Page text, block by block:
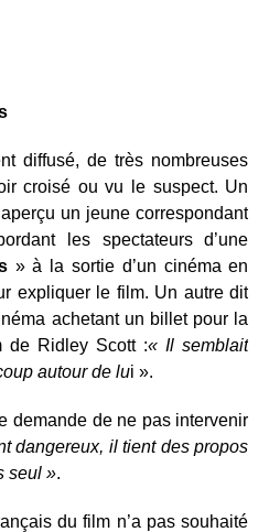
diffusé, de très nombreuses
croisé ou vu le suspect. Un
un jeune correspondant
les spectateurs d’une
» à la sortie d’un cinéma en
expliquer le film. Un autre dit
achetant un billet pour la
de Ridley Scott :«Il semblait
autour de lui ».
demande de ne pas intervenir
dangereux, il tient des propos
seul ».
du film n’a pas souhaité